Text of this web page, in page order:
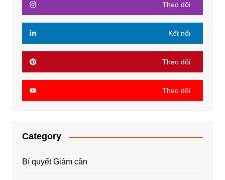
Theo dõi
Kết nối
Theo dõi
Theo dõi
Category
Bí quyết Giảm cân